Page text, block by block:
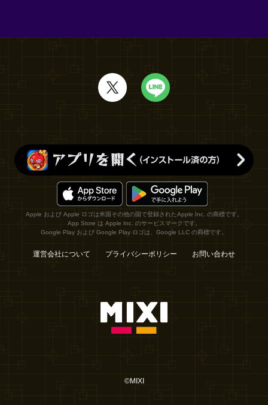
Apple および Apple ロゴは米国その他の国で登録されたApple Inc. の商標です。
App Store は Apple Inc. のサービスマークです。
Google Play および Google Play ロゴは、Google LLC の商標です。
運営会社について プライバシーポリシー お問い合わせ
©MIXI